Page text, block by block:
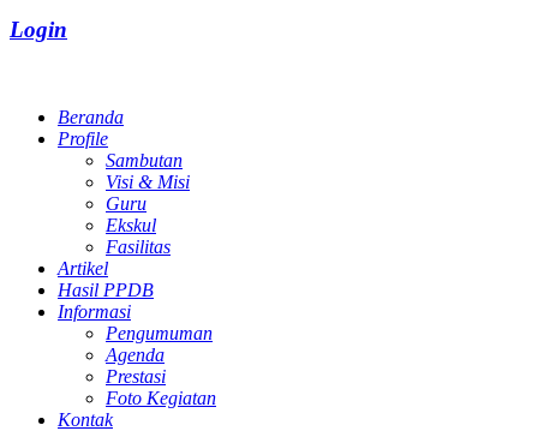
Login
Beranda
Profile
Sambutan
Visi & Misi
Guru
Ekskul
Fasilitas
Artikel
Hasil PPDB
Informasi
Pengumuman
Agenda
Prestasi
Foto Kegiatan
Kontak